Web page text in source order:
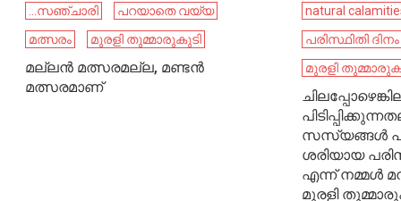
...സഞ്ചാരി
പറയാതെ വയ്യ
മത്സരം
മുരളി തുമ്മാരുകുടി
മല്ലൻ മത്സരമല്ല, മണ്ടൻ
മത്സരമാണ്
natural
പരിസ്ഥിതി ദിനം
മുരളി
സസ്യങ്ങൾ
ശരിയായ
എന്ന് നമ്മൾ
മുരളി